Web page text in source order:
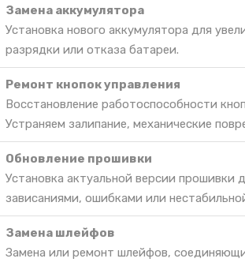
Замена аккумулятора
Установка нового аккумулятора для
разрядки или отказа батареи.
Ремонт кнопок управления
Восстановление работоспособности
Устраняем залипание, механические
Обновление прошивки
Установка актуальной версии
зависаниями, ошибками или
Замена шлейфов
Замена или ремонт шлейфов,